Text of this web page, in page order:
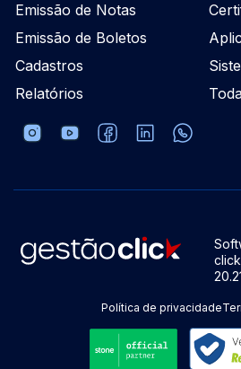
Emissão de Notas
Emissão de Boletos
Cadastros
Relatórios
Política de privacidade